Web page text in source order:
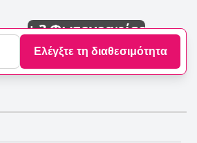
+3 Φωτογραφίες
Ελέγξτε τη διαθεσιμότητα